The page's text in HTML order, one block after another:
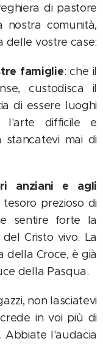
di pastore
nostra comunità,
delle vostre case:
famiglie: che il
custodisca il
di essere luoghi
l'arte difficile e
stancatevi mai di
anziani e agli
prezioso di
sentire forte la
Cristo vivo. La
della Croce, è già
della Pasqua.
non lasciatevi
in voi più di
Abbiate l'audacia